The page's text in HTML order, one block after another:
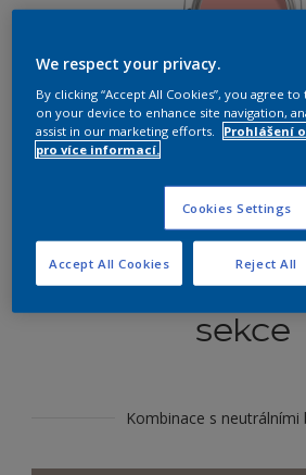
Najít výrobek v
Koordinovat
sekce
Kombinace s neutrálními
We respect your privacy.
By clicking “Accept All Cookies”, you agree
on your device to enhance site navigation,
assist in our marketing efforts.
Prohlášení
pro více informací.
Cookies Settings
Reject All
Accept All Cookies